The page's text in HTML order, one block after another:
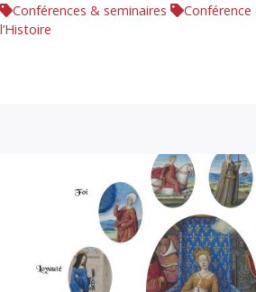
Conférences & seminaires
Conférence
l’Histoire